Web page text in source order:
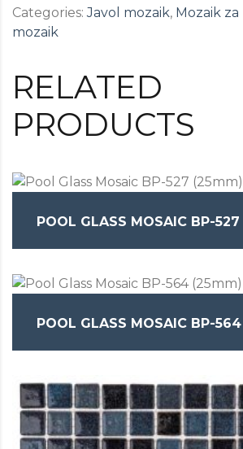
Categories:Javol mozaik, Mozaik
mozaik
RELATED
PRODUCTS
POOL GLASS MOSAIC BP-
POOL GLASS MOSAIC BP-